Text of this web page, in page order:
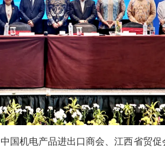
国机电产品进出口商会、江西省贸